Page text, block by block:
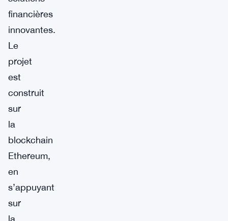
financières
innovantes.
Le
projet
est
construit
sur
la
blockchain
Ethereum,
en
s’appuyant
sur
la